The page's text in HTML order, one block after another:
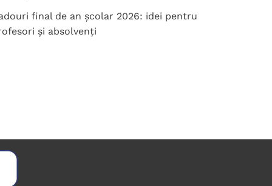
final de an școlar 2026: idei pentru
și absolvenți